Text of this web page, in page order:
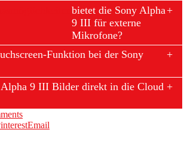
bietet die Sony Alpha
9 III für externe
Mikrofone?
Funktion bei der Sony
9 III Bilder direkt in die Cloud
Email